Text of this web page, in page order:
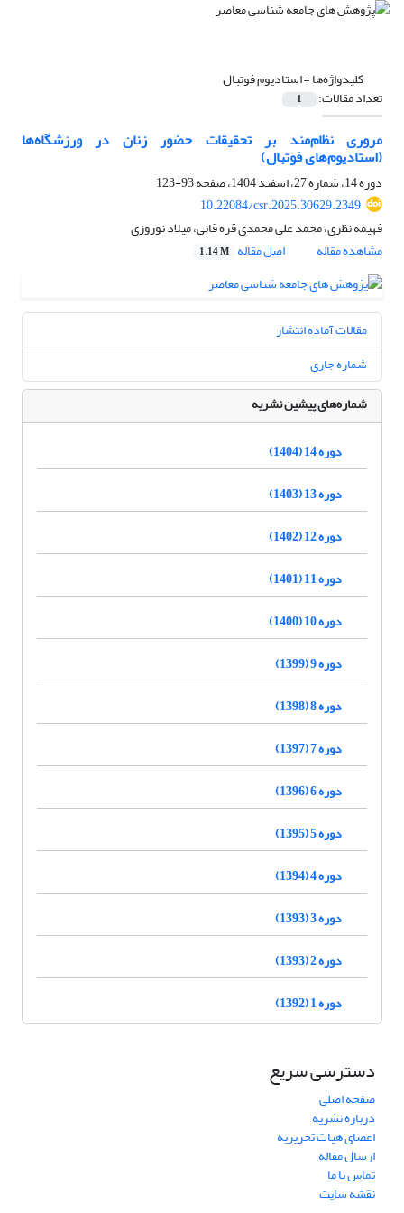
کلیدواژه‌ها =استادیوم فوتبال
تعداد مقالات: 1
مروری نظام‌مند بر تحقیقات حضور زنان در ورزشگاه‌ها
(استادیوم‌های فوتبال)
دوره 14، شماره 27، اسفند 1404، صفحه
93-123
10.22084/csr.2025.30629.2349
فهیمه نظری، محمد علی محمدی قره قانی، میلاد نوروزی
مشاهده مقاله
اصل مقاله 1.14 M
مقالات آماده انتشار
شماره جاری
شماره‌های پیشین نشریه
دوره 14 (1404)
دوره 13 (1403)
دوره 12 (1402)
دوره 11 (1401)
دوره 10 (1400)
دوره 9 (1399)
دوره 8 (1398)
دوره 7 (1397)
دوره 6 (1396)
دوره 5 (1395)
دوره 4 (1394)
دوره 3 (1393)
دوره 2 (1393)
دوره 1 (1392)
دسترسی سریع
صفحه اصلی
درباره نشریه
اعضای هیات تحریریه
ارسال مقاله
تماس با ما
نقشه سایت